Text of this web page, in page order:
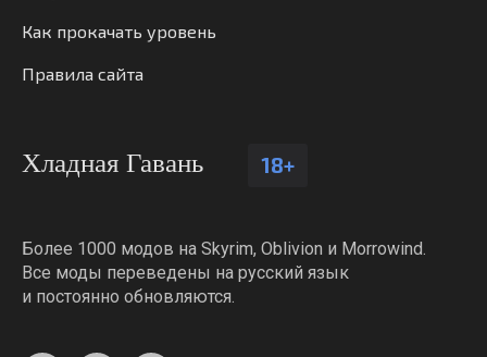
Как прокачать уровень
Правила сайта
Хладная Гавань 18+
Более 1000 модов на Skyrim, Oblivion и Morrowind.
Все моды переведены на русский язык
и постоянно обновляются.